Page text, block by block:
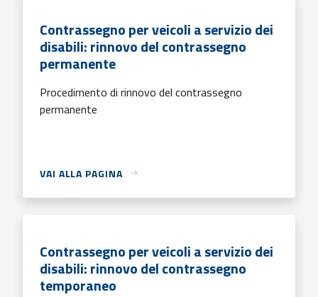
Contrassegno per veicoli a servizio dei
disabili: rinnovo del contrassegno
permanente
Procedimento di rinnovo del contrassegno
permanente
VAI ALLA PAGINA
Contrassegno per veicoli a servizio dei
disabili: rinnovo del contrassegno
temporaneo